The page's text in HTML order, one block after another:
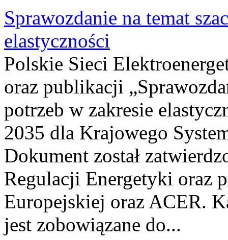
Sprawozdanie na temat
elastyczności
Polskie Sieci
oraz publikacji
potrzeb w zakresie
2035 dla Krajowego
Dokument został
Regulacji Energetyki oraz
Europejskiej oraz ACER.
jest zobowiązane do...